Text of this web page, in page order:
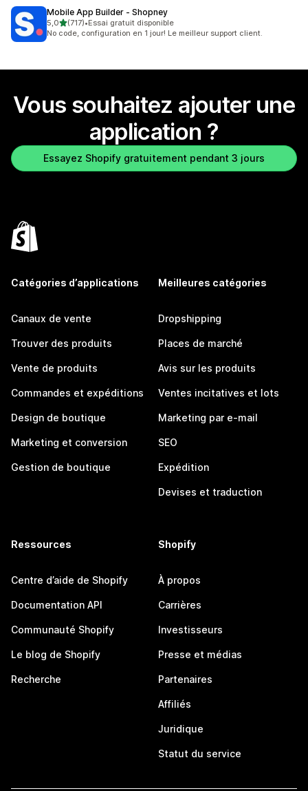
Mobile App Builder ‑ Shopney
5,0étoile(s) sur 5
(717)
717 avis au total
•Essai gratuit disponible
No code, configuration en 1 jour! Le meilleur support client.
Vous souhaitez ajouter une
application ?
Essayez Shopify gratuitement pendant 3 jours
Catégories d’applications
Canaux de vente
Trouver des produits
Vente de produits
Commandes et expéditions
Design de boutique
Marketing et conversion
Gestion de boutique
Meilleures catégories
Dropshipping
Places de marché
Avis sur les produits
Ventes incitatives et lots
Marketing par e-mail
SEO
Expédition
Devises et traduction
Ressources
Centre d’aide de Shopify
Documentation API
Communauté Shopify
Le blog de Shopify
Recherche
Shopify
À propos
Carrières
Investisseurs
Presse et médias
Partenaires
Affiliés
Juridique
Statut du service